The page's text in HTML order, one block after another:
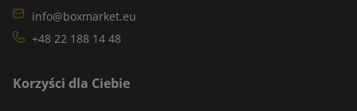
info@boxmarket.eu
+48 22 188 14 48
Korzyści dla Ciebie